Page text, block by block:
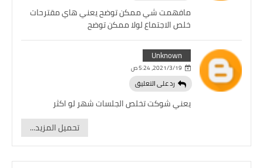
مافهمت شي ممكن توضح يعني هاي مقترحات
خلص الاجتماع لولا ممكن توضح
Unknown
19‏/3‏/2021، 5:24 ص
يعني شوكت تخلص الجلسات شهر لو اكثر
رد على التعليق
تحميل المزيد...